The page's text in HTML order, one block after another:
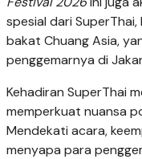
spesial dari
bakat Chuang Asia,
penggemarnya di
Kehadiran SuperThai
memperkuat nuansa
Mendekati acara,
menyapa para